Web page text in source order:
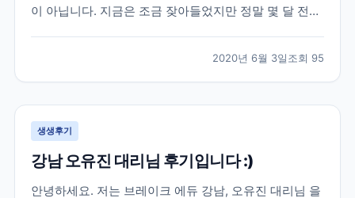
이 아닙니다. 지금은 조금 잦아들었지만 정말 몇 달 전까
함께 하며 꾸준히 소통을 유지하고 있는데요. 학생분들
입장에서는 정말 당황스럽기도 하고 무섭기도 하실 거예
요...
2020년 6월 3일조회 95
생생후기
강남 오유진 대리님 후기입니다 :)
안녕하세요. 저는 브레이크 에듀 강남, 오유진 대리님 을